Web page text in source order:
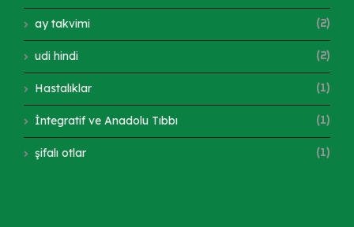
ay takvimi (2)
udi hindi (2)
Hastalıklar (1)
İntegratif ve Anadolu Tıbbı (1)
şifalı otlar (1)